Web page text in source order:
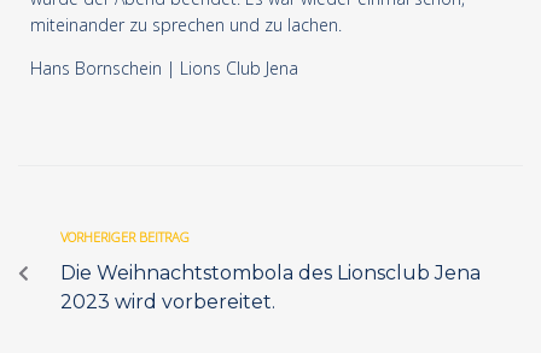
miteinander zu sprechen und zu lachen.
Hans Bornschein | Lions Club Jena
VORHERIGER BEITRAG
Die Weihnachtstombola des Lionsclub Jena
2023 wird vorbereitet.